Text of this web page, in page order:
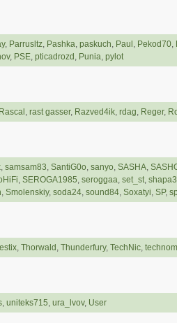
, Parrusltz, Pashka, paskuch, Paul , Pekod70,
, PSE, pticadrozd , Punia, pylot
Rascal , rast gasser, Razved4ik, rdag, Reger,
, samsam83, SantiG0o, sanyo, SASHA,
, SEROGA1985, seroggaa, set_st, shapa3
, Smolenskiy, soda24, sound84, Soxatyi, SP,
, Thorwald , Thunderfury, TechNic,
, uniteks715, ura_lvov, User